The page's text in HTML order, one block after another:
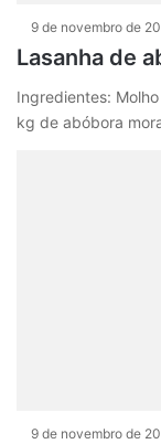
9 de novembro de
Lasanha de
Ingredientes:
kg de abóbora
9 de novembro de